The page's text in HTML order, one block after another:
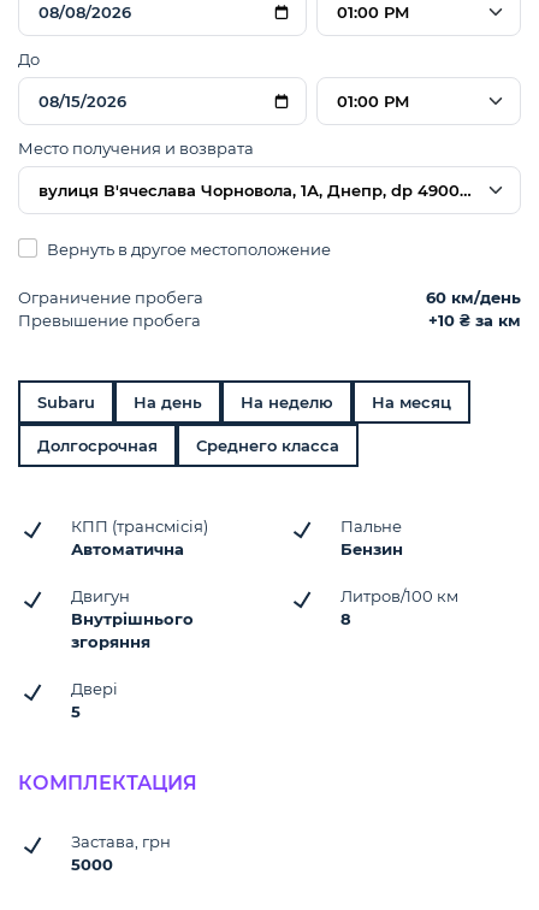
01:00 PM
До
01:00 PM
Место получения и возврата
вулиця В'ячеслава Чорновола, 1А, Днепр, dp 49000,
Вернуть в другое местоположение
Ограничение пробега
60 км/день
Превышение пробега
+10 ₴ за км
Subaru На день На неделю На месяц
Долгосрочная Среднего класса
КПП (трансмісія)
Автоматична
Пальне
Бензин
Двигун
Внутрішнього
згоряння
Литров/100 км
8
Двері
5
КОМПЛЕКТАЦИЯ
Застава, грн
5000